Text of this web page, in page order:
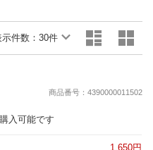
無料テレビ
推し楽
件数： 30件
商品番号：4390000011502
入可能です
1,650円